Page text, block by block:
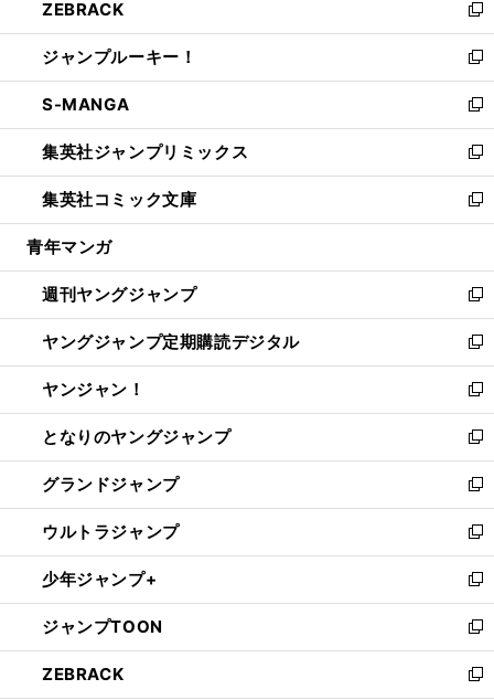
く
で
開
く
ド
ウ
で
開
く
ィ
ン
ド
ウ
で
開
く
い
ウ
ィ
ン
ド
ウ
で
開
く
ZEBRACK
新
し
い
ウ
ィ
ン
ド
ウ
で
開
ジャンプルーキー！
新
し
い
ウ
ィ
ン
ド
ウ
開
く
S-MANGA
新
し
い
ウ
ィ
ン
ウ
で
開
く
集英社ジャンプリミックス
新
し
い
ウ
ン
ド
ウ
で
開
く
集英社コミック文庫
新
し
ウ
ィ
ン
ド
ウ
で
開
く
青年マンガ
週刊ヤングジャンプ
新
し
い
ウ
ィ
ン
ド
ウ
で
開
く
ヤングジャンプ定期購読デジタル
新
し
い
ウ
ィ
ン
ド
ウ
で
開
く
ヤンジャン！
新
し
い
ウ
ィ
ン
ド
ウ
で
開
く
となりのヤングジャンプ
新
し
い
ウ
ィ
ン
ド
ウ
で
開
く
グランドジャンプ
新
し
い
ウ
ィ
ン
ド
ウ
で
ウルトラジャンプ
新
し
い
ウ
ィ
ン
ド
少年ジャンプ+
新
し
い
ウ
ィ
ジャンプTOON
新
し
い
ZEBRACK
新